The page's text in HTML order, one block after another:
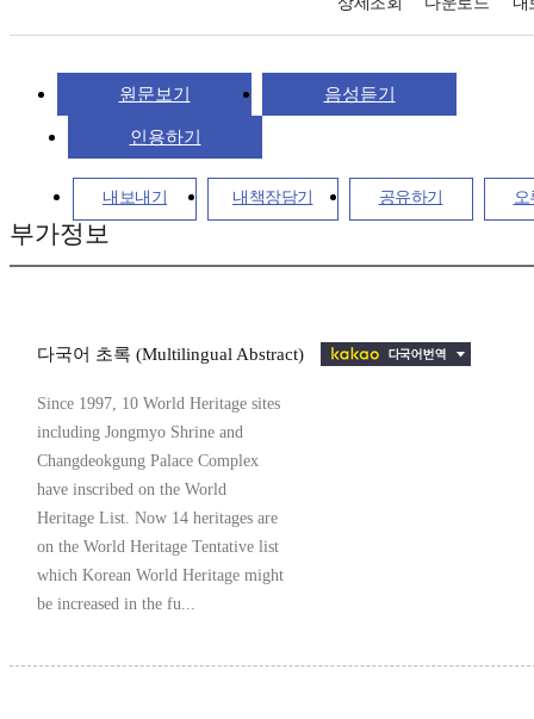
원문보기 음성듣기
인용하기
내보내기 내책장담기 공유하기 오
부가정보
다국어 초록 (Multilingual Abstract)
Since 1997, 10 World Heritage sites
including Jongmyo Shrine and
Changdeokgung Palace Complex
have inscribed on the World
Heritage List. Now 14 heritages are
on the World Heritage Tentative list
which Korean World Heritage might
be increased in the fu...